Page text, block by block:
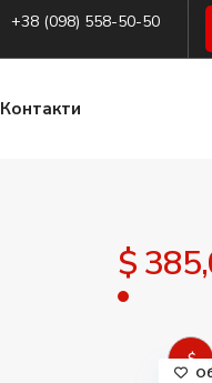
+38 (098) 558-50-50
Контакти
$
$